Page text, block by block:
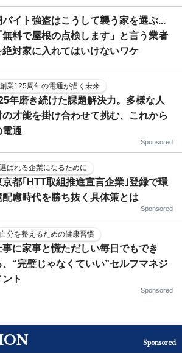
バイト強盗はこうして襲う家を選ぶ...
無料で屋根の点検します」と言う業者
絶対家に入れてはいけないワケ
創業125周年の電通が描く未来
年磨き続けた課題解決力。多様な人
の才能を掛け合わせて挑む、これから
電通
Sponsored
選ばれる企業になるために
京都｢HTT取組推進宣言企業｣登録で環
配慮時代を勝ち抜く具体策とは
Sponsored
自分を整えるための健康習慣
事に家事と慌ただしい毎日でもでき
、“完璧じゃなくていい”セルフマネジ
ント
Sponsored
Sponsored